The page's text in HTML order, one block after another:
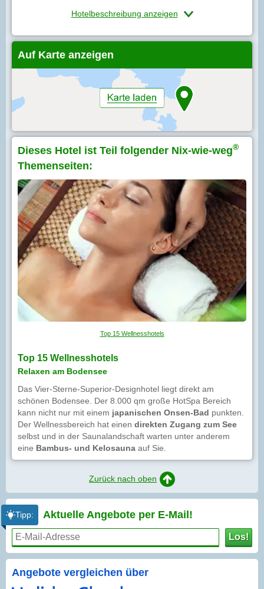
Hotelbeschreibung anzeigen
Auf Karte anzeigen
Dieses Hotel ist Teil folgender Nix-wie-weg®
Themenseiten:
Top 15 Wellnesshotels
Top 15 Wellnesshotels
Relaxen am Bodensee
Das Vier-Sterne-Superior-Designhotel liegt direkt am
schönen Bodensee. Der 8.000 qm große HotSpa Bereich
kann nicht nur mit einem japanischen Onsen-Bad punkten.
Der Wellnessbereich hat einen direkten Zugang zum See
selbst und in der Saunalandschaft warten unter anderem
eine Bambus- und Kelosauna auf Sie.
Zurück nach oben
Tipp: Aktuelle Angebote per E-Mail!
Los!
Angebote vergleichen über